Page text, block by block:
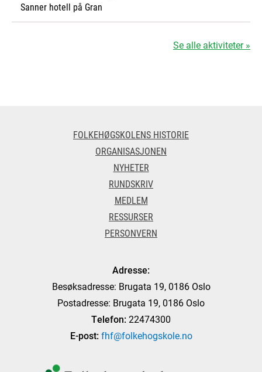
Sanner hotell på Gran
Se alle aktiviteter »
FOLKEHØGSKOLENS HISTORIE
ORGANISASJONEN
NYHETER
RUNDSKRIV
MEDLEM
RESSURSER
PERSONVERN
Adresse:
Besøksadresse: Brugata 19, 0186 Oslo
Postadresse: Brugata 19, 0186 Oslo
Telefon: 22474300
E-post: fhf@folkehogskole.no